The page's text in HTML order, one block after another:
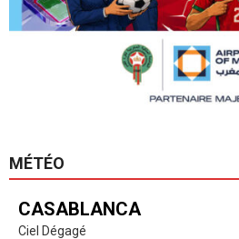
MÉTÉO
CASABLANCA
Ciel Dégagé